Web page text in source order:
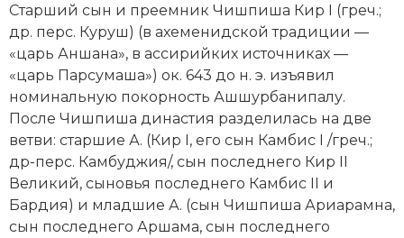
Новейшая история
Нумизматика
Образование
Общественные объединения и организации
Политическая история
Революции и народные движения
Старший сын и преемник Чишпиша Кир I (греч.;
др. перс. Куруш) (в ахеменидской традиции —
«царь Аншана», в ассирийких источниках —
«царь Парсумаша») ок. 643 до н. э. изъявил
номинальную покорность Ашшурбанипалу.
После Чишпиша династия разделилась на две
ветви: старшие А. (Кир I, его сын Камбис I /греч.;
др-перс. Камбуджия/, сын последнего Кир II
Великий, сыновья последнего Камбис II и
Бардия) и младшие А. (сын Чишпиша Ариарамна,
сын последнего Аршама, сын последнего